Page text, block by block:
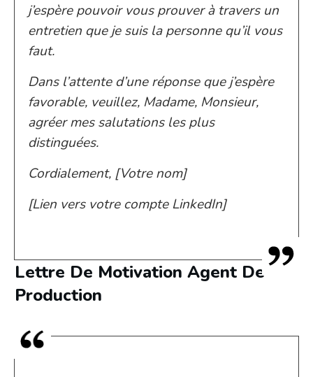
j’espère pouvoir vous prouver à travers un
entretien que je suis la personne qu’il vous
faut.
Dans l’attente d’une réponse que j’espère
favorable, veuillez, Madame, Monsieur,
agréer mes salutations les plus
distinguées.
Cordialement, [Votre nom]
[Lien vers votre compte LinkedIn]
Lettre De Motivation Agent De
Production